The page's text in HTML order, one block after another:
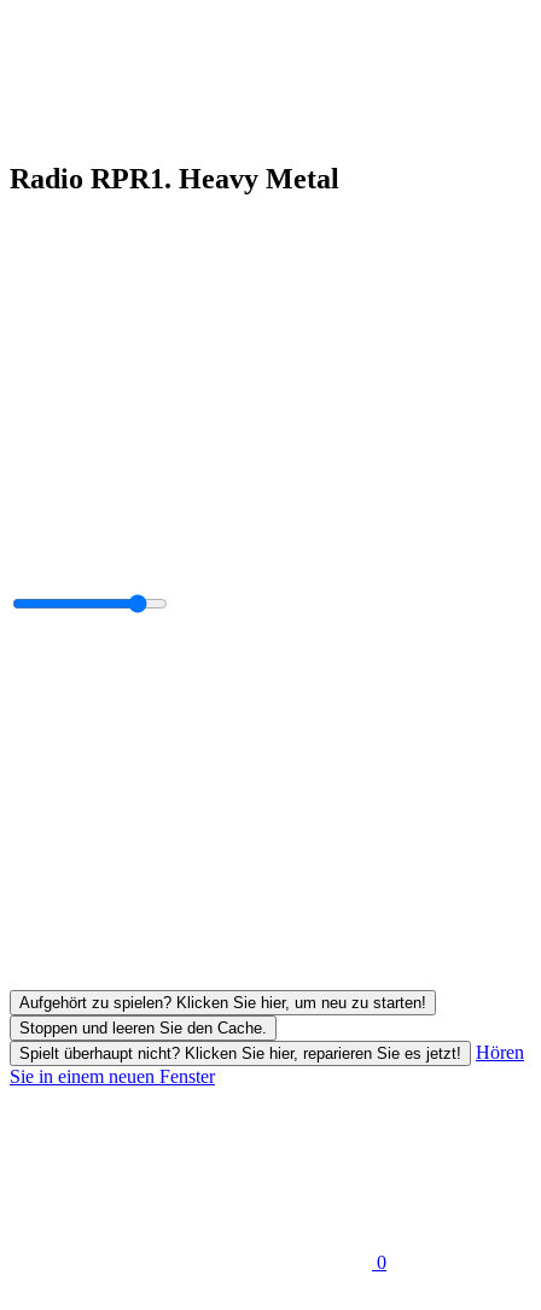
Radio RPR1. Heavy Metal
Aufgehört zu spielen? Klicken Sie hier, um neu zu starten!
Stoppen und leeren Sie den Cache.
Spielt überhaupt nicht? Klicken Sie hier, reparieren Sie es jetzt!
Hören
Sie in einem neuen Fenster
0